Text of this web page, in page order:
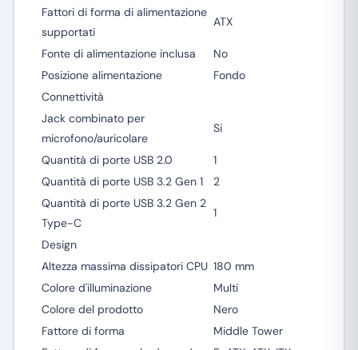
Fattori di forma di alimentazione
supportati
ATX
Fonte di alimentazione inclusa
No
Posizione alimentazione
Fondo
Connettività
Jack combinato per
microfono/auricolare
Si
Quantità di porte USB 2.0
1
Quantità di porte USB 3.2 Gen 1
2
Quantità di porte USB 3.2 Gen 2
Type-C
1
Design
Altezza massima dissipatori CPU 180 mm
Colore d'illuminazione
Multi
Colore del prodotto
Nero
Fattore di forma
Middle Tower